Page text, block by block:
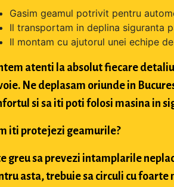
Gasim geamul potrivit pentru
Il transportam in deplina siguranta
Il montam cu ajutorul unei echipe
atenti la absolut fiecare
Ne deplasam oriunde in
si sa iti poti folosi masina in
iti protejezi geamurile?
greu sa prevezi intamplarile
asta, trebuie sa circuli cu